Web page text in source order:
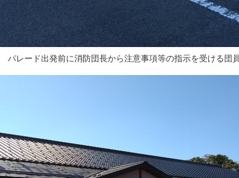
パレード出発前に消防団長から注意事項等の指示を受ける団